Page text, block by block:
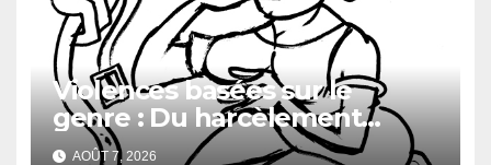
Violences basées sur le
genre : Du harcèlement
sexuel
AOÛT 7, 2026